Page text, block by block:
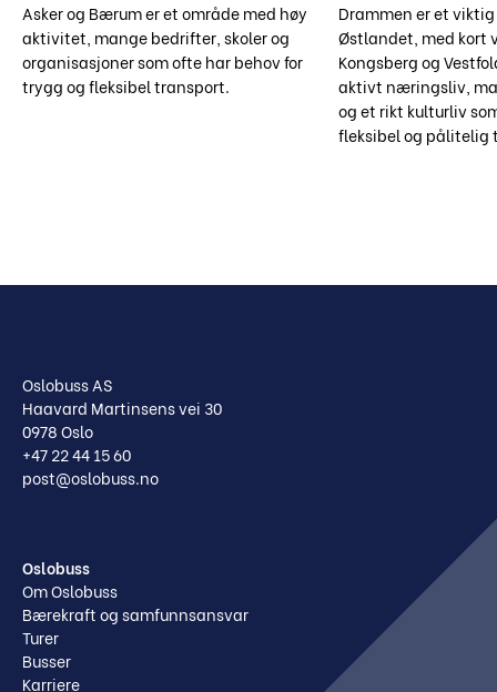
Asker og Bærum er et område med høy
aktivitet, mange bedrifter, skoler og
organisasjoner som ofte har behov for
trygg og fleksibel transport.
Drammen er et
Østlandet, med kort
Kongsberg og
aktivt næringsliv,
og et rikt kulturliv
fleksibel og pålitelig
Oslobuss AS
Haavard Martinsens vei 30
0978 Oslo
+47 22 44 15 60
post@oslobuss.no
Oslobuss
Om Oslobuss
Bærekraft og samfunnsansvar
Turer
Busser
Karriere